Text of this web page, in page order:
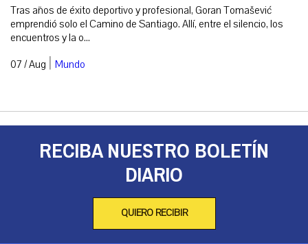
Tras años de éxito deportivo y profesional, Goran Tomašević
emprendió solo el Camino de Santiago. Allí, entre el silencio, los
encuentros y la o...
07 / Aug | Mundo
RECIBA NUESTRO BOLETÍN
DIARIO
QUIERO RECIBIR